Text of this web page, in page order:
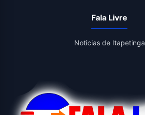
Fala Livre
Noticias de Itapetinga